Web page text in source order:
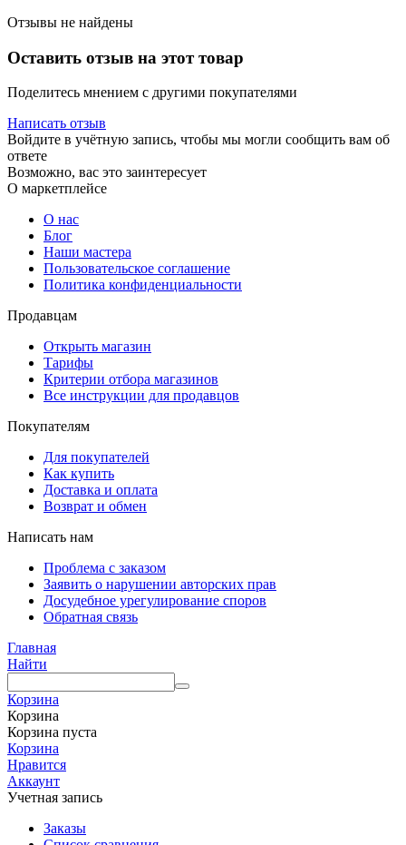
Отзывы не найдены
Оставить отзыв на этот товар
Поделитесь мнением с другими покупателями
Написать отзыв
Войдите в учётную запись, чтобы мы могли сообщить вам об
ответе
Возможно, вас это заинтересует
О маркетплейсе
О нас
Блог
Наши мастера
Пользовательское соглашение
Политика конфиденциальности
Продавцам
Открыть магазин
Тарифы
Критерии отбора магазинов
Все инструкции для продавцов
Покупателям
Для покупателей
Как купить
Доставка и оплата
Возврат и обмен
Написать нам
Проблема с заказом
Заявить о нарушении авторских прав
Досудебное урегулирование споров
Обратная связь
Главная
Найти
Корзина
Корзина
Корзина пуста
Корзина
Нравится
Аккаунт
Учетная запись
Заказы